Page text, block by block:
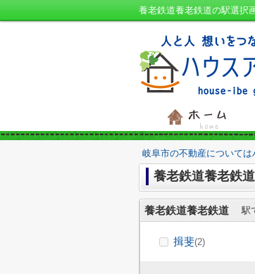
養老鉄道養老鉄道の駅選択
岐阜市の不動産について
養老鉄道養老鉄
養老鉄道養老鉄道 駅
揖斐(2)